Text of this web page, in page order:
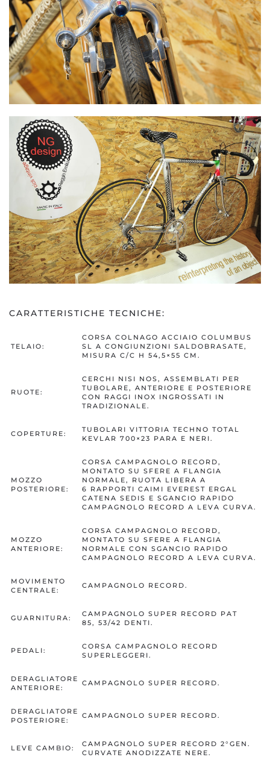
CARATTERISTICHE TECNICHE:
TELAIO:
CORSA COLNAGO ACCIAIO COLUMBUS
SL A CONGIUNZIONI SALDOBRASATE,
MISURA C/C H 54,5×55 CM.
RUOTE:
CERCHI NISI NOS, ASSEMBLATI PER
TUBOLARE, ANTERIORE E POSTERIORE
CON RAGGI INOX INGROSSATI IN
TRADIZIONALE.
COPERTURE:
TUBOLARI VITTORIA TECHNO TOTAL
KEVLAR 700×23 PARA E NERI.
MOZZO
POSTERIORE:
CORSA CAMPAGNOLO RECORD,
MONTATO SU SFERE A FLANGIA
NORMALE, RUOTA LIBERA A
6 RAPPORTI CAIMI EVEREST ERGAL
CATENA SEDIS E SGANCIO RAPIDO
CAMPAGNOLO RECORD A LEVA CURVA.
MOZZO
ANTERIORE:
CORSA CAMPAGNOLO RECORD,
MONTATO SU SFERE A FLANGIA
NORMALE CON SGANCIO RAPIDO
CAMPAGNOLO RECORD A LEVA CURVA.
MOVIMENTO
CENTRALE:
CAMPAGNOLO RECORD.
GUARNITURA:
CAMPAGNOLO SUPER RECORD PAT
85, 53/42 DENTI.
PEDALI:
CORSA CAMPAGNOLO RECORD
SUPERLEGGERI.
DERAGLIATORE
ANTERIORE:
CAMPAGNOLO SUPER RECORD.
DERAGLIATORE
POSTERIORE:
CAMPAGNOLO SUPER RECORD.
LEVE CAMBIO:
CAMPAGNOLO SUPER RECORD 2°GEN.
CURVATE ANODIZZATE NERE.